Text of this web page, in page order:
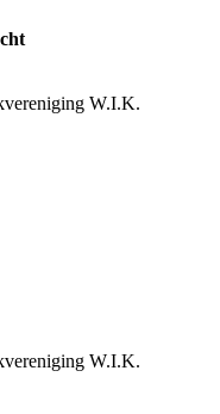
W.I.K.
W.I.K.